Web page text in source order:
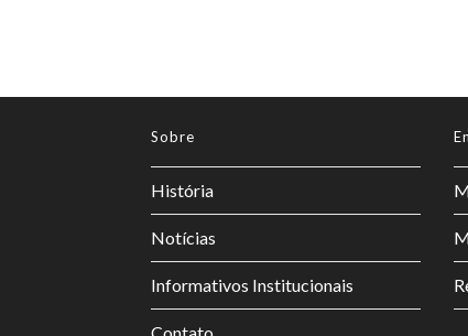
Sobre
História
Notícias
Informativos Institucionais